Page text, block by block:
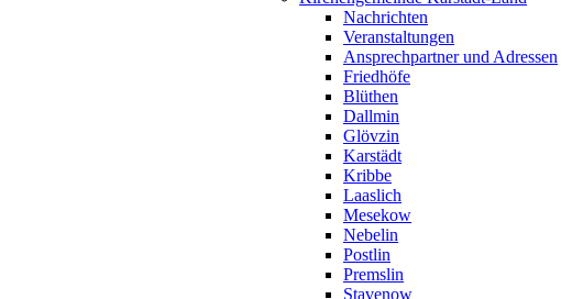
Nachrichten
Veranstaltungen
Ansprechpartner und Adressen
Friedhöfe
Blüthen
Dallmin
Glövzin
Karstädt
Kribbe
Laaslich
Mesekow
Nebelin
Postlin
Premslin
Stavenow